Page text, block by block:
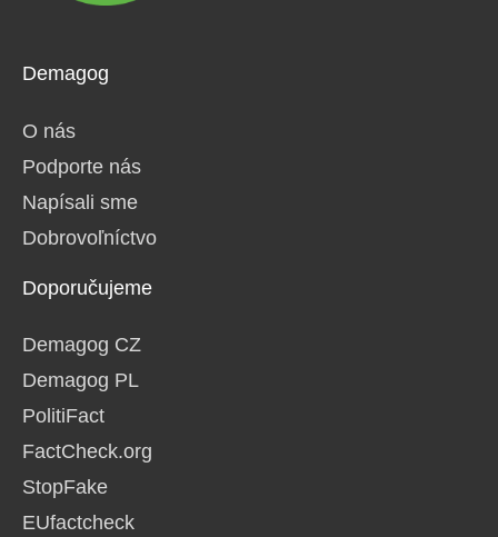
Demagog
O nás
Podporte nás
Napísali sme
Dobrovoľníctvo
Doporučujeme
Demagog CZ
Demagog PL
PolitiFact
FactCheck.org
StopFake
EUfactcheck